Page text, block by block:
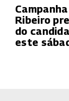
Ribeiro
do
este